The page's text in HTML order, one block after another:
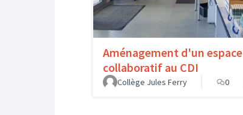
Aménagement d'un espace
collaboratif au CDI
Collège Jules Ferry
0